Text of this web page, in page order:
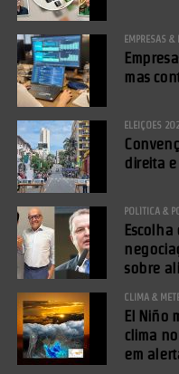
EMPRESAS &
mas
ELEIÇÕES
direita
POLÍTICA &
sobre
CLIMA &
El Niño
clima
em